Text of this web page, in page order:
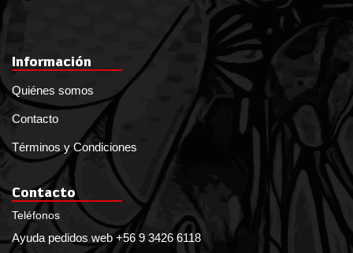
Información
Quiénes somos
Contacto
Términos y Condiciones
Contacto
Teléfonos
Ayuda pedidos web +56 9 3426 6118